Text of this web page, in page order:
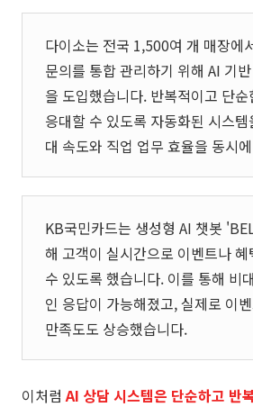
다이소는 전국 1,500여 개 매장에
문의를 통합 관리하기 위해 AI 기
을 도입했습니다. 반복적이고 단
응대할 수 있도록 자동화된 시스
대 속도와 직업 업무 효율을 동시
KB국민카드는 생성형 AI 챗봇
해 고객이 실시간으로 이벤트나
수 있도록 했습니다. 이를 통해 비
인 응답이 가능해졌고, 실제로 이
만족도도 상승했습니다.
이처럼AI 상담 시스템은 단순하고 반